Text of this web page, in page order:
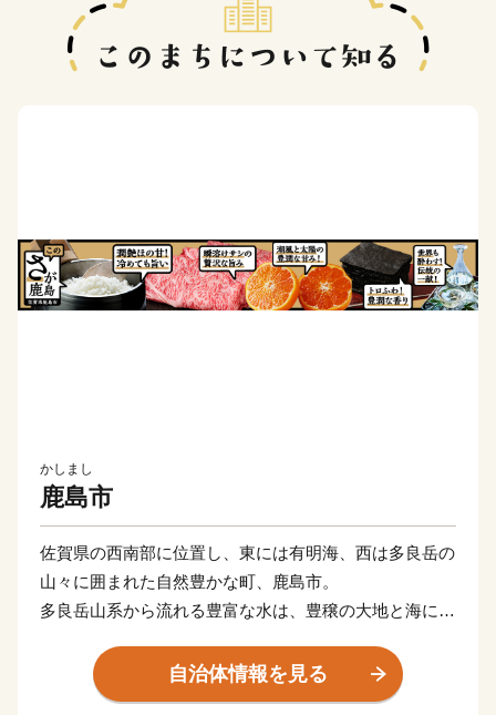
かしまし
鹿島市
佐賀県の西南部に位置し、東には有明海、西は多良岳の
山々に囲まれた自然豊かな町、鹿島市。
多良岳山系から流れる豊富な水は、豊穣の大地と海に大
肥沃な大地では、米やみかん、野菜など多くの農産物が
栽培され、山からの栄養分をふんだんに含んだ水が流れ
自治体情報を見る